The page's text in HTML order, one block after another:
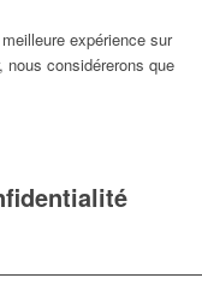
expérience sur
considérerons que